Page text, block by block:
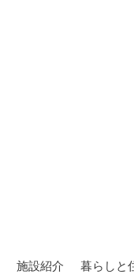
施設紹介 暮らしと